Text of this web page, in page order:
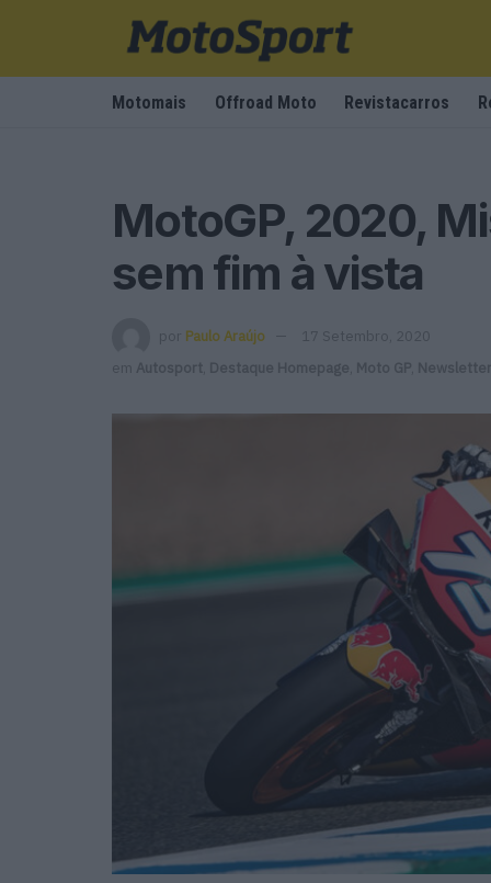
Motomais Offroad Moto Revistacarros
MotoGP, 2020,
sem fim à vista
por Paulo Araújo
17 Setembro, 2020
em
Autosport Destaque Homepage Moto GP Newsletter